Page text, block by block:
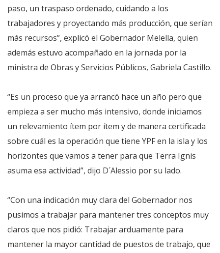
paso, un traspaso ordenado, cuidando a los
trabajadores y proyectando más producción, que serían
más recursos”, explicó el Gobernador Melella, quien
además estuvo acompañado en la jornada por la
ministra de Obras y Servicios Públicos, Gabriela Castillo.
“Es un proceso que ya arrancó hace un año pero que
empieza a ser mucho más intensivo, donde iniciamos
un relevamiento ítem por ítem y de manera certificada
sobre cuál es la operación que tiene YPF en la isla y los
horizontes que vamos a tener para que Terra Ignis
asuma esa actividad”, dijo D´Alessio por su lado.
“Con una indicación muy clara del Gobernador nos
pusimos a trabajar para mantener tres conceptos muy
claros que nos pidió: Trabajar arduamente para
mantener la mayor cantidad de puestos de trabajo, que